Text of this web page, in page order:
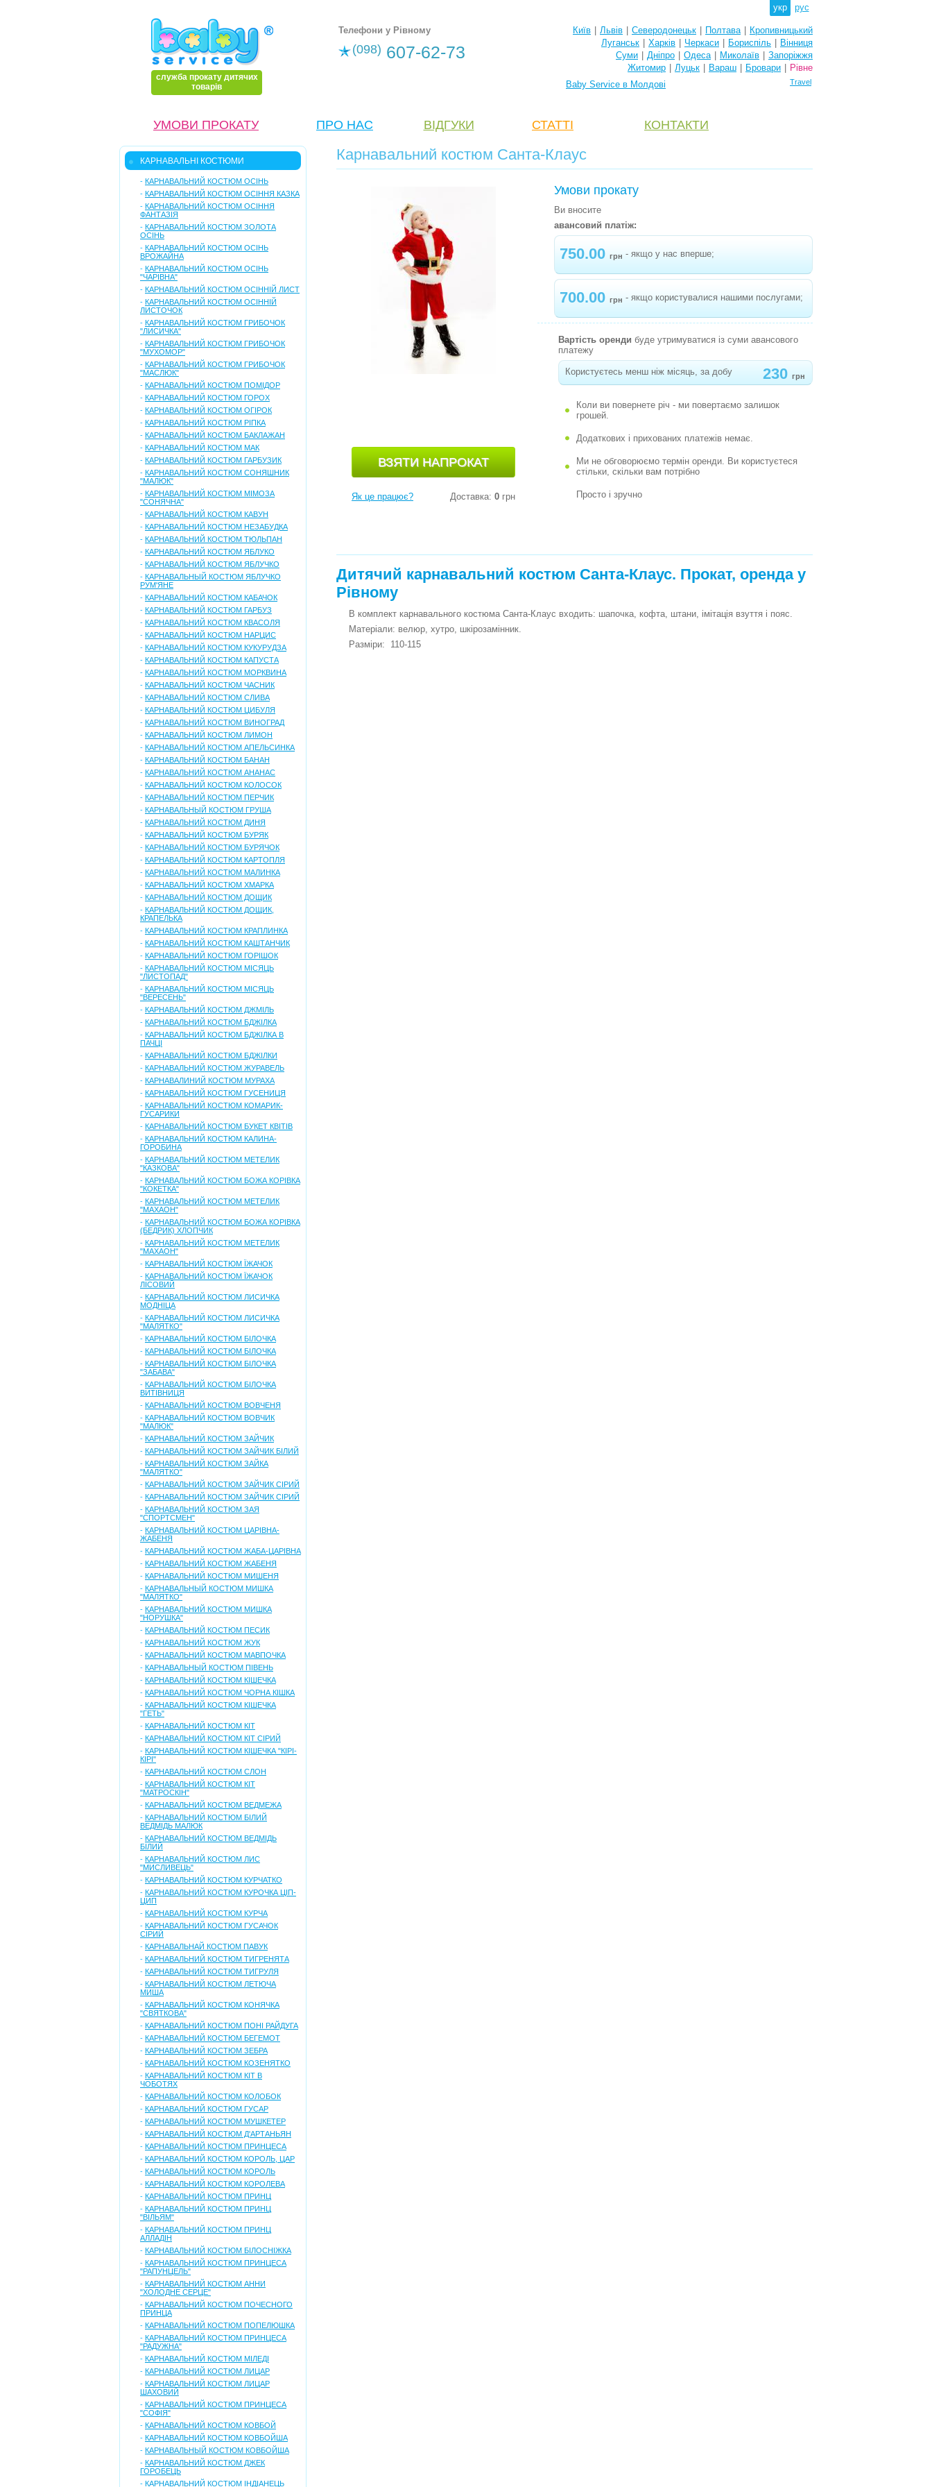
укр рус
служба прокату дитячих
товарів
Телефони у Рівному
(098) 607-62-73
Київ Львів Северодонецьк Полтава
Кропивницький
Луганськ
Харків Черкаси Бориспіль
Вінниця
Суми
Дніпро Одеса Миколаїв
Запоріжжя
Житомир
Луцьк Вараш Бровари
Рівне
Baby Service в Молдові
Travel
УМОВИ ПРОКАТУ ПРО НАС ВІДГУКИ СТАТТІ КОНТАКТИ
КАРНАВАЛЬНІ КОСТЮМИ
- КАРНАВАЛЬНИЙ КОСТЮМ ОСІНЬ
- КАРНАВАЛЬНИЙ КОСТЮМ ОСІННЯ КАЗКА
- КАРНАВАЛЬНИЙ КОСТЮМ ОСІННЯ
ФАНТАЗІЯ
- КАРНАВАЛЬНИЙ КОСТЮМ ЗОЛОТА
ОСІНЬ
- КАРНАВАЛЬНИЙ КОСТЮМ ОСІНЬ
ВРОЖАЙНА
- КАРНАВАЛЬНИЙ КОСТЮМ ОСІНЬ
"ЧАРІВНА"
- КАРНАВАЛЬНИЙ КОСТЮМ ОСІННІЙ ЛИСТ
- КАРНАВАЛЬНИЙ КОСТЮМ ОСІННІЙ
ЛИСТОЧОК
- КАРНАВАЛЬНИЙ КОСТЮМ ГРИБОЧОК
"ЛИСИЧКА"
- КАРНАВАЛЬНИЙ КОСТЮМ ГРИБОЧОК
"МУХОМОР"
- КАРНАВАЛЬНИЙ КОСТЮМ ГРИБОЧОК
"МАСЛЮК"
- КАРНАВАЛЬНИЙ КОСТЮМ ПОМІДОР
- КАРНАВАЛЬНИЙ КОСТЮМ ГОРОХ
- КАРНАВАЛЬНИЙ КОСТЮМ ОГІРОК
- КАРНАВАЛЬНИЙ КОСТЮМ РІПКА
- КАРНАВАЛЬНИЙ КОСТЮМ БАКЛАЖАН
- КАРНАВАЛЬНИЙ КОСТЮМ МАК
- КАРНАВАЛЬНИЙ КОСТЮМ ГАРБУЗИК
- КАРНАВАЛЬНИЙ КОСТЮМ СОНЯШНИК
"МАЛЮК"
- КАРНАВАЛЬНИЙ КОСТЮМ МІМОЗА
"СОНЯЧНА"
- КАРНАВАЛЬНИЙ КОСТЮМ КАВУН
- КАРНАВАЛЬНИЙ КОСТЮМ НЕЗАБУДКА
- КАРНАВАЛЬНИЙ КОСТЮМ ТЮЛЬПАН
- КАРНАВАЛЬНИЙ КОСТЮМ ЯБЛУКО
- КАРНАВАЛЬНИЙ КОСТЮМ ЯБЛУЧКО
- КАРНАВАЛЬНЫЙ КОСТЮМ ЯБЛУЧКО
РУМ'ЯНЕ
- КАРНАВАЛЬНИЙ КОСТЮМ КАБАЧОК
- КАРНАВАЛЬНИЙ КОСТЮМ ГАРБУЗ
- КАРНАВАЛЬНИЙ КОСТЮМ КВАСОЛЯ
- КАРНАВАЛЬНИЙ КОСТЮМ НАРЦИС
- КАРНАВАЛЬНИЙ КОСТЮМ КУКУРУДЗА
- КАРНАВАЛЬНИЙ КОСТЮМ КАПУСТА
- КАРНАВАЛЬНИЙ КОСТЮМ МОРКВИНА
- КАРНАВАЛЬНИЙ КОСТЮМ ЧАСНИК
- КАРНАВАЛЬНИЙ КОСТЮМ СЛИВА
- КАРНАВАЛЬНИЙ КОСТЮМ ЦИБУЛЯ
- КАРНАВАЛЬНИЙ КОСТЮМ ВИНОГРАД
- КАРНАВАЛЬНИЙ КОСТЮМ ЛИМОН
- КАРНАВАЛЬНИЙ КОСТЮМ АПЕЛЬСИНКА
- КАРНАВАЛЬНИЙ КОСТЮМ БАНАН
- КАРНАВАЛЬНИЙ КОСТЮМ АНАНАС
- КАРНАВАЛЬНИЙ КОСТЮМ КОЛОСОК
- КАРНАВАЛЬНИЙ КОСТЮМ ПЕРЧИК
- КАРНАВАЛЬНЫЙ КОСТЮМ ГРУША
- КАРНАВАЛЬНИЙ КОСТЮМ ДИНЯ
- КАРНАВАЛЬНИЙ КОСТЮМ БУРЯК
- КАРНАВАЛЬНИЙ КОСТЮМ БУРЯЧОК
- КАРНАВАЛЬНИЙ КОСТЮМ КАРТОПЛЯ
- КАРНАВАЛЬНИЙ КОСТЮМ МАЛИНКА
- КАРНАВАЛЬНИЙ КОСТЮМ ХМАРКА
- КАРНАВАЛЬНИЙ КОСТЮМ ДОЩИК
- КАРНАВАЛЬНИЙ КОСТЮМ ДОЩИК,
КРАПЕЛЬКА
- КАРНАВАЛЬНИЙ КОСТЮМ КРАПЛИНКА
- КАРНАВАЛЬНИЙ КОСТЮМ КАШТАНЧИК
- КАРНАВАЛЬНИЙ КОСТЮМ ГОРІШОК
- КАРНАВАЛЬНИЙ КОСТЮМ МІСЯЦЬ
"ЛИСТОПАД"
- КАРНАВАЛЬНИЙ КОСТЮМ МІСЯЦЬ
"ВЕРЕСЕНЬ"
- КАРНАВАЛЬНИЙ КОСТЮМ ДЖМІЛЬ
- КАРНАВАЛЬНИЙ КОСТЮМ БДЖІЛКА
- КАРНАВАЛЬНИЙ КОСТЮМ БДЖІЛКА В
ПАЧЦІ
- КАРНАВАЛЬНИЙ КОСТЮМ БДЖІЛКИ
- КАРНАВАЛЬНИЙ КОСТЮМ ЖУРАВЕЛЬ
- КАРНАВАЛИНИЙ КОСТЮМ МУРАХА
- КАРНАВАЛЬНИЙ КОСТЮМ ГУСЕНИЦЯ
- КАРНАВАЛЬНИЙ КОСТЮМ КОМАРИК-
ГУСАРИКИ
- КАРНАВАЛЬНИЙ КОСТЮМ БУКЕТ КВІТІВ
- КАРНАВАЛЬНИЙ КОСТЮМ КАЛИНА-
ГОРОБИНА
- КАРНАВАЛЬНИЙ КОСТЮМ МЕТЕЛИК
"КАЗКОВА"
- КАРНАВАЛЬНИЙ КОСТЮМ БОЖА КОРІВКА
"КОКЕТКА"
- КАРНАВАЛЬНИЙ КОСТЮМ МЕТЕЛИК
"МАХАОН"
- КАРНАВАЛЬНИЙ КОСТЮМ БОЖА КОРІВКА
(БЕДРИК) ХЛОПЧИК
- КАРНАВАЛЬНИЙ КОСТЮМ МЕТЕЛИК
"МАХАОН"
- КАРНАВАЛЬНИЙ КОСТЮМ ЇЖАЧОК
- КАРНАВАЛЬНИЙ КОСТЮМ ЇЖАЧОК
ЛІСОВИЙ
- КАРНАВАЛЬНИЙ КОСТЮМ ЛИСИЧКА
МОДНІЦА
- КАРНАВАЛЬНИЙ КОСТЮМ ЛИСИЧКА
"МАЛЯТКО"
- КАРНАВАЛЬНИЙ КОСТЮМ БІЛОЧКА
- КАРНАВАЛЬНИЙ КОСТЮМ БІЛОЧКА
- КАРНАВАЛЬНИЙ КОСТЮМ БІЛОЧКА
"ЗАБАВА"
- КАРНАВАЛЬНИЙ КОСТЮМ БІЛОЧКА
ВИТІВНИЦЯ
- КАРНАВАЛЬНИЙ КОСТЮМ ВОВЧЕНЯ
- КАРНАВАЛЬНИЙ КОСТЮМ ВОВЧИК
"МАЛЮК"
- КАРНАВАЛЬНИЙ КОСТЮМ ЗАЙЧИК
- КАРНАВАЛЬНИЙ КОСТЮМ ЗАЙЧИК БІЛИЙ
- КАРНАВАЛЬНИЙ КОСТЮМ ЗАЙКА
"МАЛЯТКО"
- КАРНАВАЛЬНИЙ КОСТЮМ ЗАЙЧИК СІРИЙ
- КАРНАВАЛЬНИЙ КОСТЮМ ЗАЙЧИК СІРИЙ
- КАРНАВАЛЬНИЙ КОСТЮМ ЗАЯ
"СПОРТСМЕН"
- КАРНАВАЛЬНИЙ КОСТЮМ ЦАРІВНА-
ЖАБЕНЯ
- КАРНАВАЛЬНИЙ КОСТЮМ ЖАБА-ЦАРІВНА
- КАРНАВАЛЬНИЙ КОСТЮМ ЖАБЕНЯ
- КАРНАВАЛЬНИЙ КОСТЮМ МИШЕНЯ
- КАРНАВАЛЬНЫЙ КОСТЮМ МИШКА
"МАЛЯТКО"
- КАРНАВАЛЬНИЙ КОСТЮМ МИШКА
"НОРУШКА"
- КАРНАВАЛЬНИЙ КОСТЮМ ПЕСИК
- КАРНАВАЛЬНИЙ КОСТЮМ ЖУК
- КАРНАВАЛЬНИЙ КОСТЮМ МАВПОЧКА
- КАРНАВАЛЬНЫЙ КОСТЮМ ПІВЕНЬ
- КАРНАВАЛЬНИЙ КОСТЮМ КІШЕЧКА
- КАРНАВАЛЬНИЙ КОСТЮМ ЧОРНА КІШКА
- КАРНАВАЛЬНИЙ КОСТЮМ КІШЕЧКА
"ГЕТЬ"
- КАРНАВАЛЬНИЙ КОСТЮМ КІТ
- КАРНАВАЛЬНИЙ КОСТЮМ КІТ СІРИЙ
- КАРНАВАЛЬНИЙ КОСТЮМ КІШЕЧКА "КІРІ-
КІРІ"
- КАРНАВАЛЬНИЙ КОСТЮМ СЛОН
- КАРНАВАЛЬНИЙ КОСТЮМ КІТ
"МАТРОСКІН"
- КАРНАВАЛЬНИЙ КОСТЮМ ВЕДМЕЖА
- КАРНАВАЛЬНИЙ КОСТЮМ БІЛИЙ
ВЕДМІДЬ МАЛЮК
- КАРНАВАЛЬНИЙ КОСТЮМ ВЕДМІДЬ
БІЛИЙ
- КАРНАВАЛЬНИЙ КОСТЮМ ЛИС
"МИСЛИВЕЦЬ"
- КАРНАВАЛЬНИЙ КОСТЮМ КУРЧАТКО
- КАРНАВАЛЬНИЙ КОСТЮМ КУРОЧКА ЦІП-
ЦИП
- КАРНАВАЛЬНИЙ КОСТЮМ КУРЧА
- КАРНАВАЛЬНИЙ КОСТЮМ ГУСАЧОК
СІРИЙ
- КАРНАВАЛЬНАЙ КОСТЮМ ПАВУК
- КАРНАВАЛЬНИЙ КОСТЮМ ТИГРЕНЯТА
- КАРНАВАЛЬНИЙ КОСТЮМ ТИГРУЛЯ
- КАРНАВАЛЬНИЙ КОСТЮМ ЛЕТЮЧА
МИША
- КАРНАВАЛЬНИЙ КОСТЮМ КОНЯЧКА
"СВЯТКОВА"
- КАРНАВАЛЬНИЙ КОСТЮМ ПОНІ РАЙДУГА
- КАРНАВАЛЬНИЙ КОСТЮМ БЕГЕМОТ
- КАРНАВАЛЬНИЙ КОСТЮМ ЗЕБРА
- КАРНАВАЛЬНИЙ КОСТЮМ КОЗЕНЯТКО
- КАРНАВАЛЬНИЙ КОСТЮМ КІТ В
ЧОБОТЯХ
- КАРНАВАЛЬНИЙ КОСТЮМ КОЛОБОК
- КАРНАВАЛЬНИЙ КОСТЮМ ГУСАР
- КАРНАВАЛЬНИЙ КОСТЮМ МУШКЕТЕР
- КАРНАВАЛЬНИЙ КОСТЮМ Д'АРТАНЬЯН
- КАРНАВАЛЬНИЙ КОСТЮМ ПРИНЦЕСА
- КАРНАВАЛЬНИЙ КОСТЮМ КОРОЛЬ, ЦАР
- КАРНАВАЛЬНИЙ КОСТЮМ КОРОЛЬ
- КАРНАВАЛЬНИЙ КОСТЮМ КОРОЛЕВА
- КАРНАВАЛЬНИЙ КОСТЮМ ПРИНЦ
- КАРНАВАЛЬНИЙ КОСТЮМ ПРИНЦ
"ВІЛЬЯМ"
- КАРНАВАЛЬНИЙ КОСТЮМ ПРИНЦ
АЛЛАДІН
- КАРНАВАЛЬНИЙ КОСТЮМ БІЛОСНІЖКА
- КАРНАВАЛЬНИЙ КОСТЮМ ПРИНЦЕСА
"РАПУНЦЕЛЬ"
- КАРНАВАЛЬНИЙ КОСТЮМ АННИ
"ХОЛОДНЕ СЕРЦЕ"
- КАРНАВАЛЬНИЙ КОСТЮМ ПОЧЕСНОГО
ПРИНЦА
- КАРНАВАЛЬНИЙ КОСТЮМ ПОПЕЛЮШКА
- КАРНАВАЛЬНИЙ КОСТЮМ ПРИНЦЕСА
"РАДУЖНА"
- КАРНАВАЛЬНИЙ КОСТЮМ МІЛЕДІ
- КАРНАВАЛЬНИЙ КОСТЮМ ЛИЦАР
- КАРНАВАЛЬНИЙ КОСТЮМ ЛИЦАР
ШАХОВИЙ
- КАРНАВАЛЬНИЙ КОСТЮМ ПРИНЦЕСА
"СОФІЯ"
- КАРНАВАЛЬНИЙ КОСТЮМ КОВБОЙ
- КАРНАВАЛЬНИЙ КОСТЮМ КОВБОЙША
- КАРНАВАЛЬНЫЙ КОСТЮМ КОВБОЙША
- КАРНАВАЛЬНИЙ КОСТЮМ ДЖЕК
ГОРОБЕЦЬ
- КАРНАВАЛЬНИЙ КОСТЮМ ІНДІАНЕЦЬ
Карнавальний костюм Санта-Клаус
Як це працює? Доставка: 0 грн
Умови прокату
Ви вносите
авансовий платіж:
750.00 грн - якщо у нас вперше;
700.00 грн - якщо користувалися нашими послугами;
Вартість оренди буде утримуватися із суми авансового
платежу
Користуєтесь менш ніж місяць, за добу 230 грн
Коли ви повернете річ - ми повертаємо залишок
грошей.
Додаткових і прихованих платежів немає.
Ми не обговорюємо термін оренди. Ви користуєтеся
стільки, скільки вам потрібно
Просто і зручно
Дитячий карнавальний костюм Санта-Клаус. Прокат, оренда у
Рівному
В комплект карнавального костюма Санта-Клаус входить: шапочка, кофта, штани, імітація взуття і пояс.
Матеріали: велюр, хутро, шкірозамінник.
Разміри: 110-115